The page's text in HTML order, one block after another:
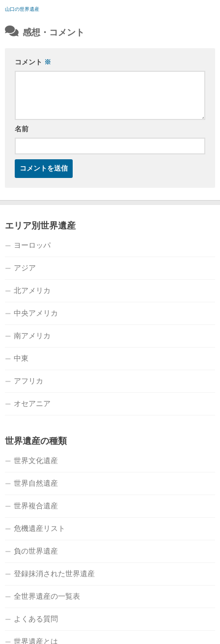
山口の世界遺産
感想・コメント
コメント ※
名前
エリア別世界遺産
ヨーロッパ
アジア
北アメリカ
中央アメリカ
南アメリカ
中東
アフリカ
オセアニア
世界遺産の種類
世界文化遺産
世界自然遺産
世界複合遺産
危機遺産リスト
負の世界遺産
登録抹消された世界遺産
全世界遺産の一覧表
よくある質問
世界遺産とは